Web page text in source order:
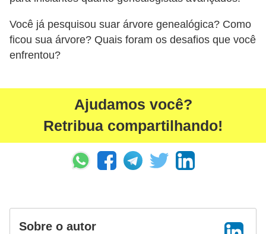
Você já pesquisou suar árvore genealógica? Como
ficou sua árvore? Quais foram os desafios que você
enfrentou?
Ajudamos você?
Retribua compartilhando!
Sobre o autor